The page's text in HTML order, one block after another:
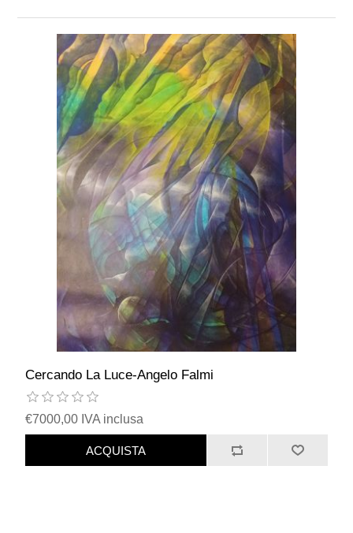
Cercando La Luce-Angelo Falmi
€7000,00 IVA inclusa
ACQUISTA